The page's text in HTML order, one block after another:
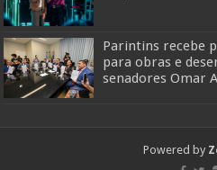
Parintins recebe
para obras e
senadores Omar
Powered by